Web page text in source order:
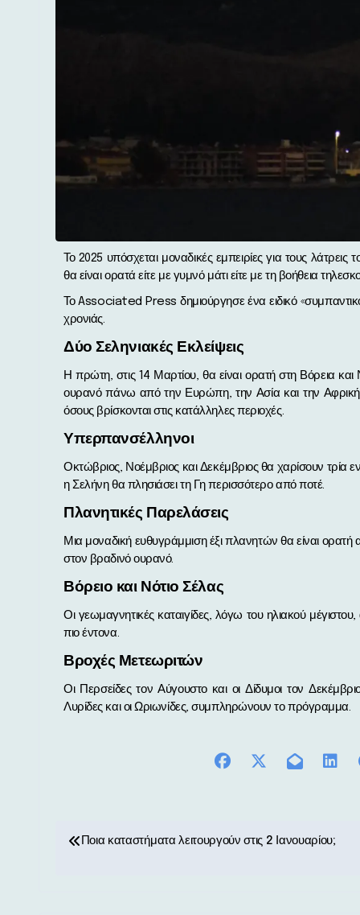
Το 2025 υπόσχεται μοναδικές εμπειρίες για τους λάτρεις του ουρανού, με μια πληθώρα εντυπωσιακών φαινομένων που
θα είναι ορατά είτε με γυμνό μάτι είτε με τη βοήθεια
Το Associated Press δημιούργησε ένα ειδικό
χρονιάς.
Δύο Σεληνιακές Εκλείψεις
Η πρώτη, στις 14 Μαρτίου, θα είναι ορατή στη Βόρεια
ουρανό πάνω από την Ευρώπη, την Ασία και την Αφρική.
όσους βρίσκονται στις κατάλληλες περιοχές.
Υπερπανσέλληνοι
Οκτώβριος, Νοέμβριος και Δεκέμβριος θα χαρίσουν
η Σελήνη θα πλησιάσει τη Γη περισσότερο από ποτέ.
Πλανητικές Παρελάσεις
Μια μοναδική ευθυγράμμιση έξι πλανητών θα είναι
στον βραδινό ουρανό.
Βόρειο και Νότιο Σέλας
Οι γεωμαγνητικές καταιγίδες, λόγω του ηλιακού
πιο έντονα.
Βροχές Μετεωριτών
Οι Περσείδες τον Αύγουστο και οι Δίδυμοι τον
Λυρίδες και οι Ωριωνίδες, συμπληρώνουν το πρόγραμμα.
Π
Ποια καταστήματα λειτουργούν στις 2 Ιανουαρίου;